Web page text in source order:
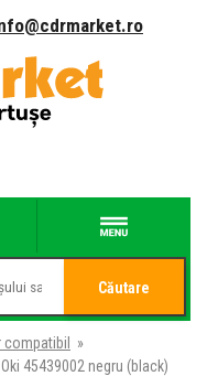
Căutare
compatibil
»
45439002 negru (black)